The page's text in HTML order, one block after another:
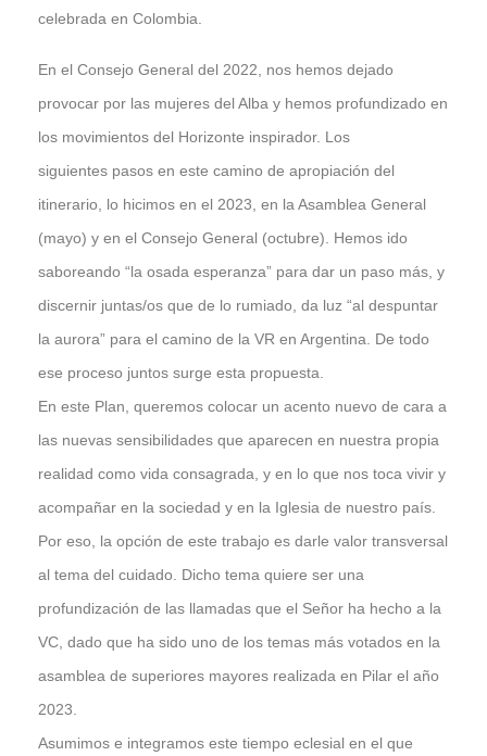
celebrada en Colombia.
En el Consejo General del 2022, nos hemos dejado
provocar por las mujeres del Alba y hemos profundizado en
los movimientos del Horizonte inspirador. Los
siguientes pasos en este camino de apropiación del
itinerario, lo hicimos en el 2023, en la Asamblea General
(mayo) y en el Consejo General (octubre). Hemos ido
saboreando “la osada esperanza” para dar un paso más, y
discernir juntas/os que de lo rumiado, da luz “al despuntar
la aurora” para el camino de la VR en Argentina. De todo
ese proceso juntos surge esta propuesta.
En este Plan, queremos colocar un acento nuevo de cara a
las nuevas sensibilidades que aparecen en nuestra propia
realidad como vida consagrada, y en lo que nos toca vivir y
acompañar en la sociedad y en la Iglesia de nuestro país.
Por eso, la opción de este trabajo es darle valor transversal
al tema del cuidado. Dicho tema quiere ser una
profundización de las llamadas que el Señor ha hecho a la
VC, dado que ha sido uno de los temas más votados en la
asamblea de superiores mayores realizada en Pilar el año
2023.
Asumimos e integramos este tiempo eclesial en el que